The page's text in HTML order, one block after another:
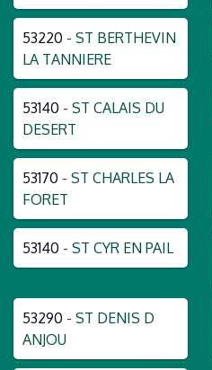
53220 - ST BERTHEVIN
LA TANNIERE
53140 - ST CALAIS DU
DESERT
53170 - ST CHARLES LA
FORET
53140 - ST CYR EN PAIL
53290 - ST DENIS D
ANJOU